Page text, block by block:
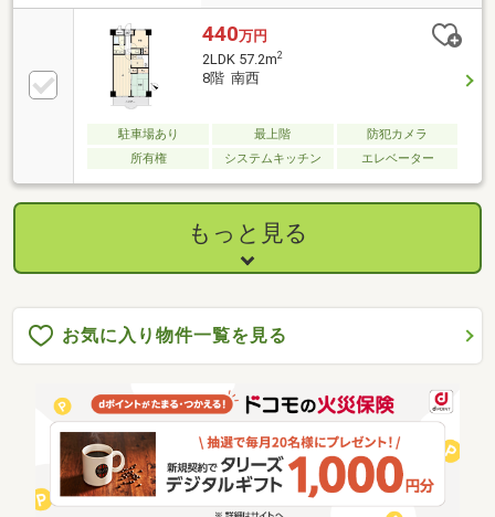
440万円
2LDK 57.2m2
8階 南西
駐車場あり 最上階
防犯カメラ
所有権
システムキッチン エレベーター
もっと見る
お気に入り物件一覧を見る